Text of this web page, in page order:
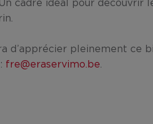
cadre idéal pour découvrir
d’apprécier pleinement ce
fre@eraservimo.be